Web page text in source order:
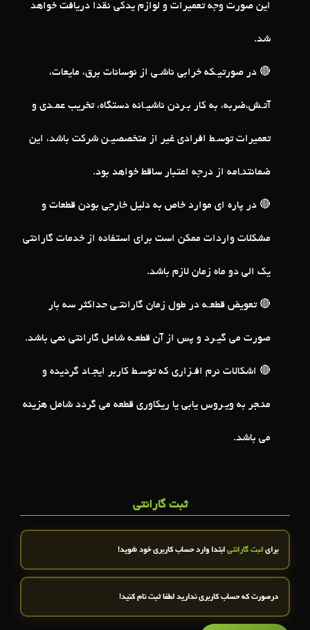
این صورت وجه تعمیرات و لوازم یدکی نقداً دریافت خواهد
شد.
🔴 در صورتیـکه خرابی ناشـی از نوسانات برق، مایعات،
آتـش،ضربه، به کار بـردن ناشیـانه دستگاه، تخریب عمـدی و
تعمیرات توسـط افرادی غیر از متخصصیـن شرکت باشد، این
ضمانتنـامه از درجه اعتبار ساقط خواهد بود.
🔴 در پاره ای موارد خاص به دلیل خارجی بودن قطعات و
مشکلات واردات ممکن است برای استفاده از خدمات گارانتی
یک الی دو ماه زمان لازم باشد.
🔴 تعویض قطعـه در طول زمان گارانتـی حداکثر سه بار
صورت می گیـرد و پس از آن قطعـه شامل گارانتی نمی باشد.
🔴 اشکالات نرم افـزاری که توسـط کاربر ایجـاد گردیده و
منـجر به ویـروس یابی یا ریکاوری قطعه می گردد شامل هزینه
می باشد.
ثبت گارانتی
برایثبت گارانتی ابتدا وارد حساب کاربری خود شوید!
درصورت که حساب کاربری ندارید لطفا ثبت نام کنید!